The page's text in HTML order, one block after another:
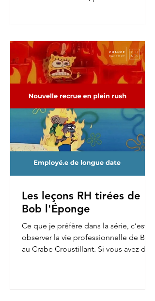
Les leçons RH tirées de
Bob l'Éponge
Ce que je préfère dans la série, c’est
observer la vie professionnelle de Bob
au Crabe Croustillant. Si vous avez déjà